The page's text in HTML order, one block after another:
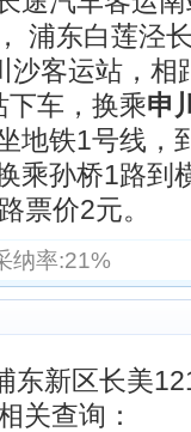
浦东白莲泾
客运站，相
下车，换乘申
地铁1号线，
乘孙桥1路到
票价2元。
纳率:21%
东新区长美
关查询：